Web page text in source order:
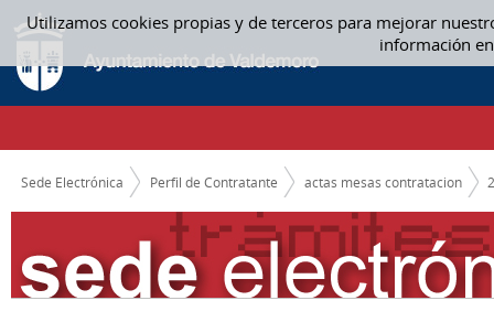
Utilizamos cookies propias y de terceros para mejorar
información
Saltar al contenido
ACTAS MESAS CONTRATACION
CAMINO DE MIGAS
Sede Electrónica Perfil de Contratante actas mesas contratacion